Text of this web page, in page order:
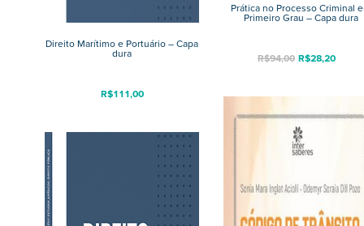
Prática no Processo Criminal
Primeiro Grau – Capa dura
R$94,00 R$28,20
Direito Marítimo e Portuário – Capa
dura
R$111,00